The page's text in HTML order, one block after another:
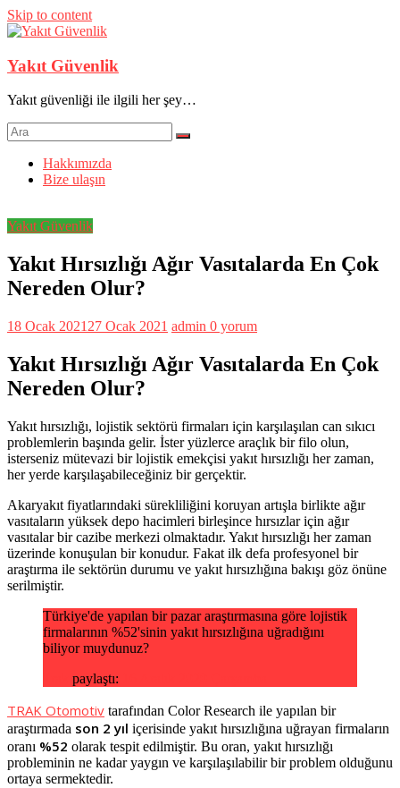
Skip to content
Yakıt Güvenlik
Yakıt güvenliği ile ilgili her şey…
Hakkımızda
Bize ulaşın
Yakıt Güvenlik
Yakıt Hırsızlığı Ağır Vasıtalarda En Çok
Nereden Olur?
18 Ocak 2021 27 Ocak 2021 admin 0 yorum
Yakıt Hırsızlığı Ağır Vasıtalarda En Çok
Nereden Olur?
Yakıt hırsızlığı, lojistik sektörü firmaları için karşılaşılan can sıkıcı
problemlerin başında gelir. İster yüzlerce araçlık bir filo olun,
isterseniz mütevazi bir lojistik emekçisi yakıt hırsızlığı her zaman,
her yerde karşılaşabileceğiniz bir gerçektir.
Akaryakıt fiyatlarındaki sürekliliğini koruyan artışla birlikte ağır
vasıtaların yüksek depo hacimleri birleşince hırsızlar için ağır
vasıtalar bir cazibe merkezi olmaktadır. Yakıt hırsızlığı her zaman
üzerinde konuşulan bir konudur. Fakat ilk defa profesyonel bir
araştırma ile sektörün durumu ve yakıt hırsızlığına bakışı göz önüne
serilmiştir.
Türkiye'de yapılan bir pazar araştırmasına göre lojistik
firmalarının %52'sinin yakıt hırsızlığına uğradığını
biliyor muydunuz?
paylaştı:
TRAK Otomotiv tarafından Color Research ile yapılan bir
araştırmada son 2 yıl içerisinde yakıt hırsızlığına uğrayan firmaların
oranı %52 olarak tespit edilmiştir. Bu oran, yakıt hırsızlığı
probleminin ne kadar yaygın ve karşılaşılabilir bir problem olduğunu
ortaya sermektedir.